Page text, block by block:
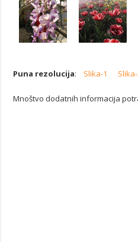
Puna rezolucija: Slika-1
Mnoštvo dodatnih informacija